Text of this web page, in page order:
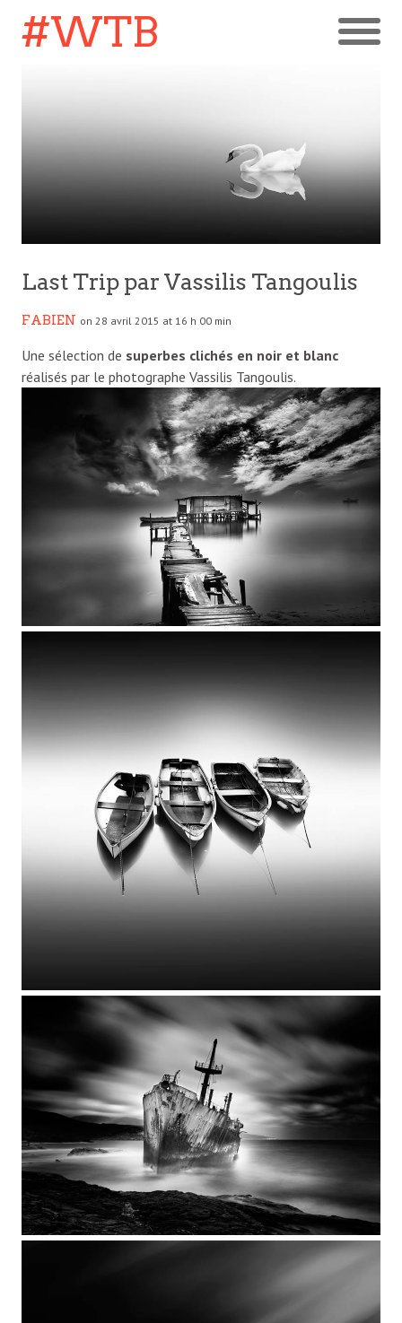
#WTB
Last Trip par Vassilis Tangoulis
FABIEN on 28 avril 2015 at 16 h 00 min
Une sélection de superbes clichés en noir et blanc
réalisés par le photographe Vassilis Tangoulis.